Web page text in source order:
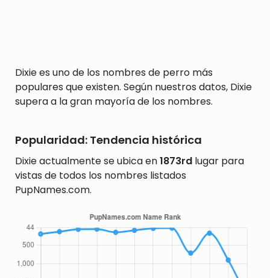
Dixie es uno de los nombres de perro más
populares que existen. Según nuestros datos, Dixie
supera a la gran mayoría de los nombres.
Popularidad: Tendencia histórica
Dixie actualmente se ubica en1873rd lugar para
vistas de todos los nombres listados
PupNames.com.